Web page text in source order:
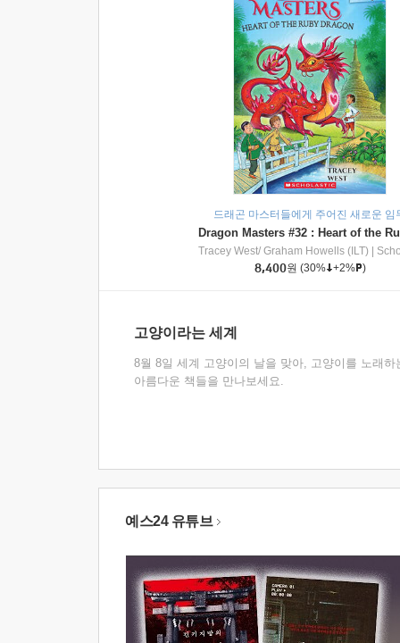
드래곤 마스터들에게 주어진 새로운 임
Tracey West/ Graham Howells (ILT)
8,400원 (30% +2% )
고양이라는 세계
8월 8일 세계 고양이의 날을 맞아, 고양이를 노래하
아름다운 책들을 만나보세요.
예스24 유튜브